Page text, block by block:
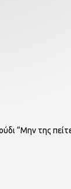
“Μην της